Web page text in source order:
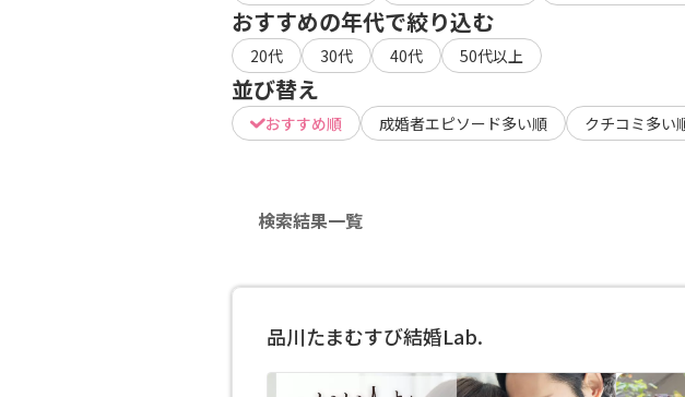
おすすめの年代で絞り込む
20代 30代 40代 50代以上
並び替え
おすすめ順 成婚者エピソード多い順 クチコミ多い
検索結果一覧
品川たまむすび結婚Lab.